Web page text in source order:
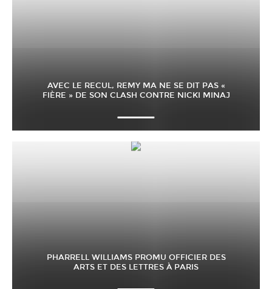
AVEC LE RECUL, REMY MA NE SE DIT PAS «
FIÈRE » DE SON CLASH CONTRE NICKI MINAJ
PHARRELL WILLIAMS PROMU OFFICIER DES
ARTS ET DES LETTRES À PARIS